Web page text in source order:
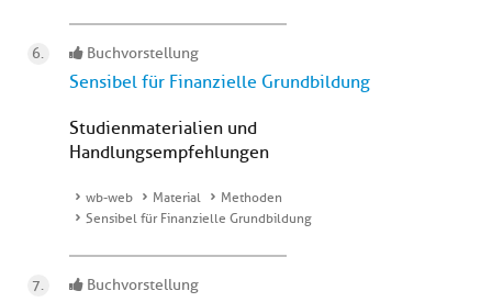
Buchvorstellung
Sensibel für Finanzielle Grundbildung
Studienmaterialien und
Handlungsempfehlungen
wb-web Material
Methoden
Sensibel für Finanzielle Grundbildung
Buchvorstellung